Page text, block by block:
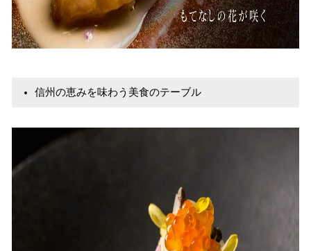
信州の恵みを味わう美食のテーブル